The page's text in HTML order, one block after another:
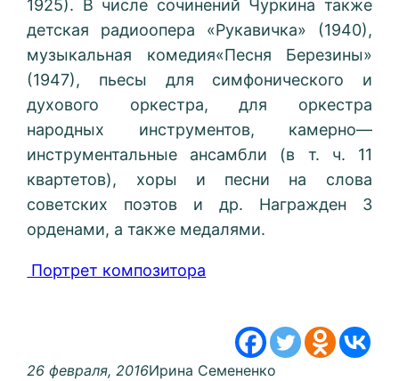
1925). В числе сочинений Чуркина также
детская
радиоопера «Рукавичка» (1940),
музыкальная
комедия«Песня Березины»
(1947), пьесы для симфонического
и
духового
оркестра,для
оркестра
народных инструментов, камерно—
инструментальные
ансамбли (в т. ч. 11
квартетов), хоры и песни на
слова
советских поэтов и др. Награжден
3
орденами, а также медалями.
Портрет композитора
26 февраля, 2016Ирина Семененко